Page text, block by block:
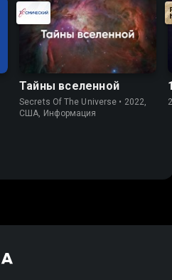
Тайны вселенной
Secrets Of The Universe • 2022,
США, Информация